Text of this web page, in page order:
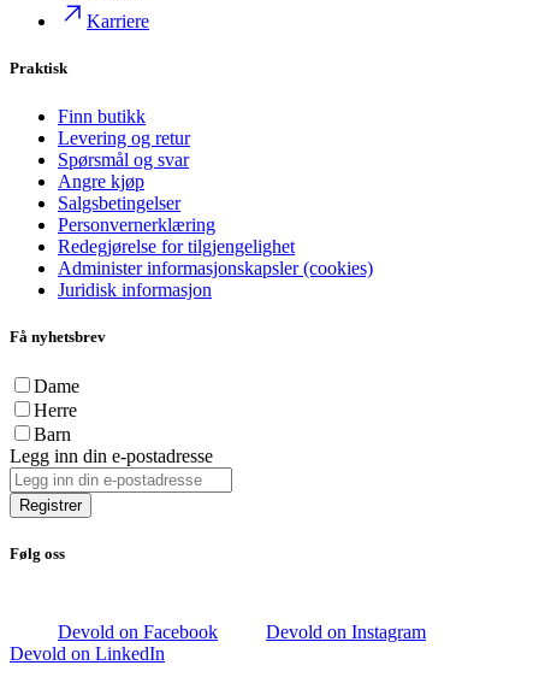
Karriere
Praktisk
Finn butikk
Levering og retur
Spørsmål og svar
Angre kjøp
Salgsbetingelser
Personvernerklæring
Redegjørelse for tilgjengelighet
Administer informasjonskapsler (cookies)
Juridisk informasjon
Få nyhetsbrev
Dame
Herre
Barn
Legg inn din e-postadresse
Registrer
Følg oss
Devold on Facebook
Devold on Instagram
Devold on LinkedIn